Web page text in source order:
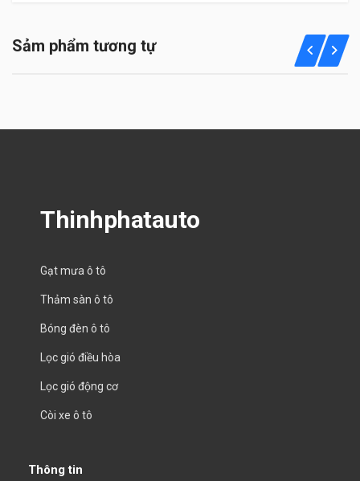
Sảm phẩm tương tự
Thinhphatauto
Gạt mưa ô tô
Thảm sàn ô tô
Bóng đèn ô tô
Lọc gió điều hòa
Lọc gió động cơ
Còi xe ô tô
Thông tin